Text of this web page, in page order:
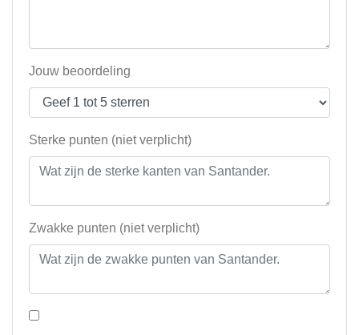
Jouw beoordeling
Sterke punten (niet verplicht)
Zwakke punten (niet verplicht)